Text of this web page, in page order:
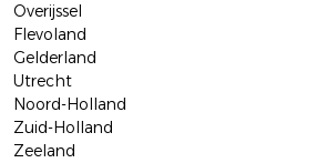
Overijssel
Flevoland
Gelderland
Utrecht
Noord-Holland
Zuid-Holland
Zeeland